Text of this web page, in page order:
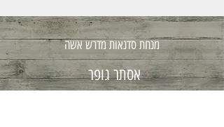
מנחת סדנאות מדרש אשה
אסתר גופר